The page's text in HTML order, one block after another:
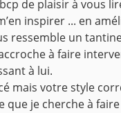
de plaisir à vous
inspirer ... en
ressemble un
à faire
à lui.
mais votre style
que je cherche à